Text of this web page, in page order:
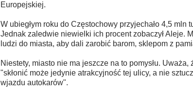
Europejskiej.
W ubiegłym roku do Częstochowy przyjechało 4,5 mln
Jednak zaledwie niewielki ich procent zobaczył Aleje.
ludzi do miasta, aby dali zarobić barom, sklepom z
Niestety, miasto nie ma jeszcze na to pomysłu.
"skłonić może jedynie atrakcyjność tej ulicy, a nie
wjazdu autokarów".